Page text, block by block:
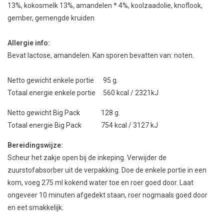
13%, kokosmelk 13%, amandelen *4%, koolzaadolie, knoflook,
gember, gemengde kruiden
Allergie info:
Bevat lactose, amandelen. Kan sporen bevatten van: noten.
Netto gewicht enkele portie 95 g.
Totaal energie enkele portie 560 kcal / 2321kJ
Netto gewicht Big Pack 128 g.
Totaal energie Big Pack 754 kcal / 3127 kJ
Bereidingswijze:
Scheur het zakje open bij de inkeping. Verwijder de
zuurstofabsorber uit de verpakking. Doe de enkele portie in een
kom, voeg 275 ml kokend water toe en roer goed door. Laat
ongeveer 10 minuten afgedekt staan, roer nogmaals goed door
en eet smakkelijk.